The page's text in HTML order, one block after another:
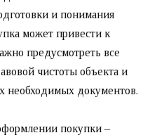
и понимания
может привести к
предусмотреть все
чистоты объекта и
необходимых документов.
покупки –